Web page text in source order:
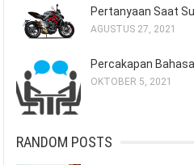
Pertanyaan Saat
AGUSTUS 27, 2021
Percakapan
OKTOBER 5, 2021
RANDOM POSTS